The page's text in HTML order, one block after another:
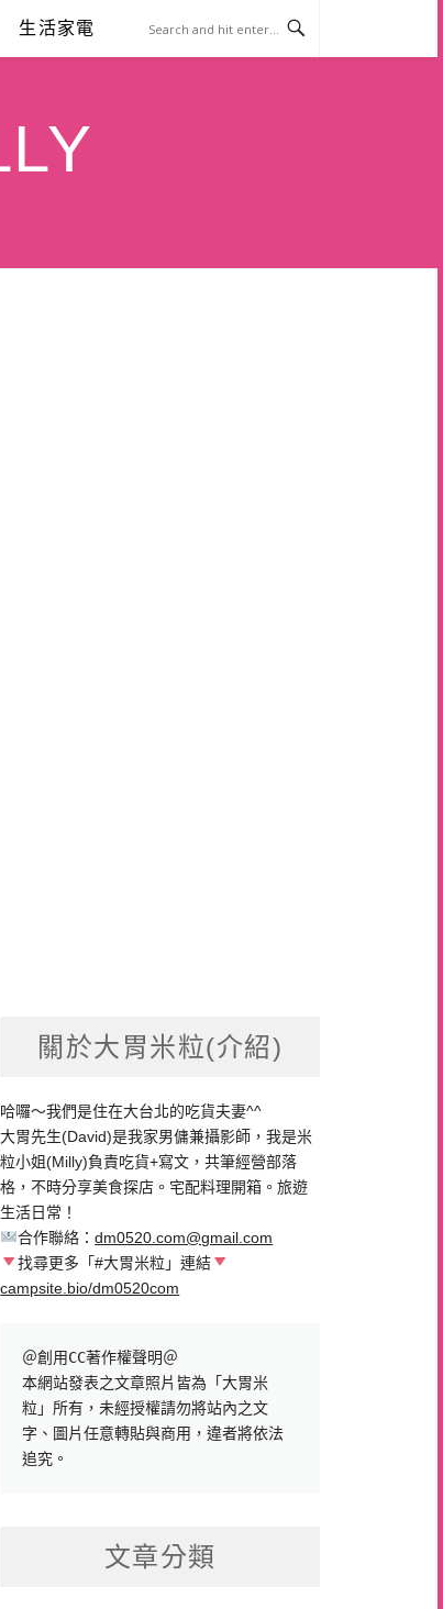
生活家電
關於大胃米粒(介紹)
哈囉～我們是住在大台北的吃貨夫妻^^
大胃先生(David)是我家男傭兼攝影師，我是米
粒小姐(Milly)負責吃貨+寫文，共筆經營部落
格，不時分享美食探店。宅配料理開箱。旅遊
生活日常！
合作聯絡：dm0520.com@gmail.com
找尋更多「#大胃米粒」連結
campsite.bio/dm0520com
＠創用CC著作權聲明＠
本網站發表之文章照片皆為「大胃米
粒」所有，未經授權請勿將站內之文
字、圖片任意轉貼與商用，違者將依法
追究。
文章分類